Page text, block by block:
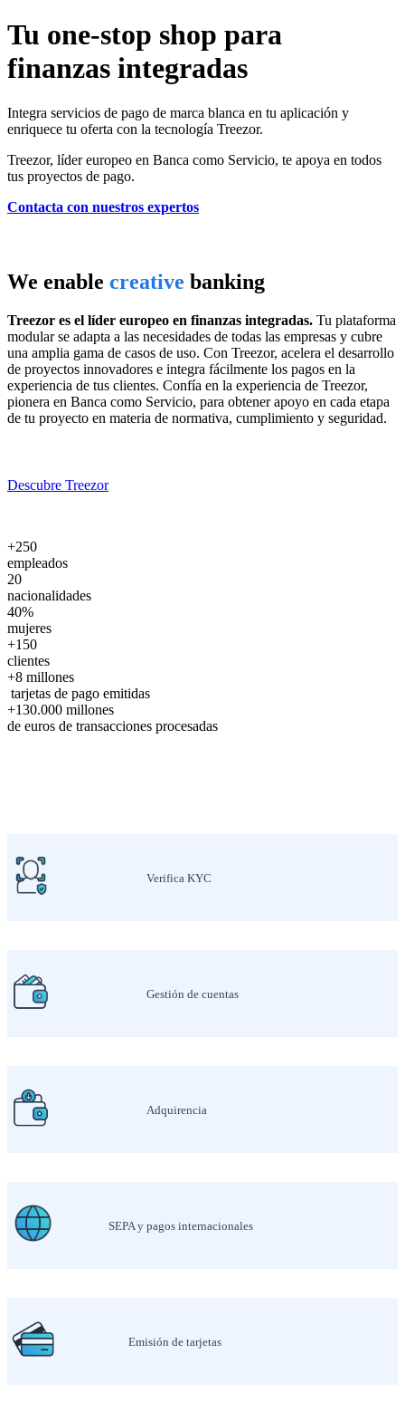
Tu one-stop shop para
finanzas integradas
Integra servicios de pago de marca blanca en tu aplicación y
enriquece tu oferta con la tecnología Treezor.
Treezor, líder europeo en Banca como Servicio, te apoya en todos
tus proyectos de pago.
Contacta con nuestros expertos
We enable creative banking
Treezor es el líder europeo en finanzas integradas. Tu plataforma
modular se adapta a las necesidades de todas las empresas y cubre
una amplia gama de casos de uso. Con Treezor, acelera el desarrollo
de proyectos innovadores e integra fácilmente los pagos en la
experiencia de tus clientes. Confía en la experiencia de Treezor,
pionera en Banca como Servicio, para obtener apoyo en cada etapa
de tu proyecto en materia de normativa, cumplimiento y seguridad.
Descubre Treezor
+250
empleados
20
nacionalidades
40%
mujeres
+150
clientes
+8 millones
tarjetas de pago emitidas
+130.000 millones
de euros de transacciones procesadas
Verifica KYC
Gestión de cuentas
Adquirencia
SEPA y pagos internacionales
Emisión de tarjetas